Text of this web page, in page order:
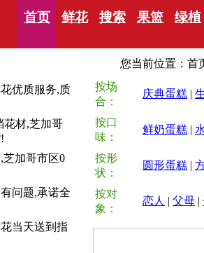
首页 鲜花 搜索 果篮 绿植
优质服务,质
花材,芝加哥
加哥市区0
问题,承诺全
当天送到指
您当前位置：首
按场
合：
庆典蛋糕 |
按口
味：
鲜奶蛋糕 |
按形
状：
圆形蛋糕 |
按对
象：
恋人 | 父母 |